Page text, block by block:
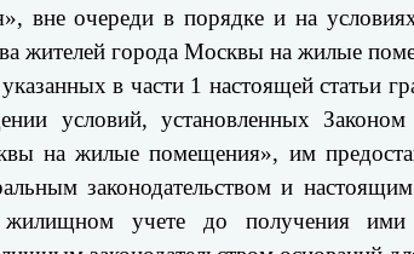
вне очереди в порядке и на
жителей города Москвы на жилые
в части 1 настоящей статьи
условий, установленных
на жилые помещения», им
законодательством и
жилищном учете до получения